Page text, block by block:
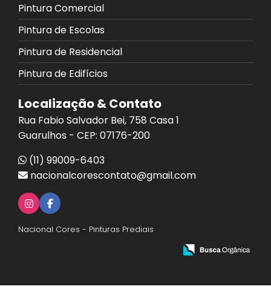
Pintura Comercial
Pintura de Escolas
Pintura de Residencial
Pintura de Edifícios
Localização & Contato
Rua Fabio Salvador Bei, 758 Casa 1
Guarulhos - CEP: 07176-200
(11) 99009-6403
nacionalcorescontato@gmail.com
Nacional Cores - Pinturas Prediais